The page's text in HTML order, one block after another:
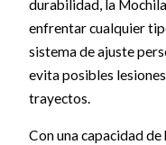
durabilidad, la
enfrentar cualquier
sistema de ajuste
evita posibles
trayectos.
Con una capacidad